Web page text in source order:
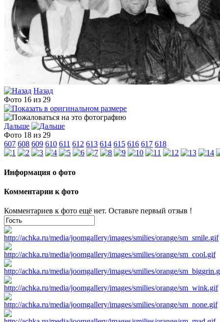
Назад
Фото 16 из 29
Дальше
Фото 18 из 29
607 608 609 610 611 612 613 614 615 616 617 618
Информация о фото
Комментарии к фото
Комментариев к фото ещё нет. Оставьте первый отзыв !